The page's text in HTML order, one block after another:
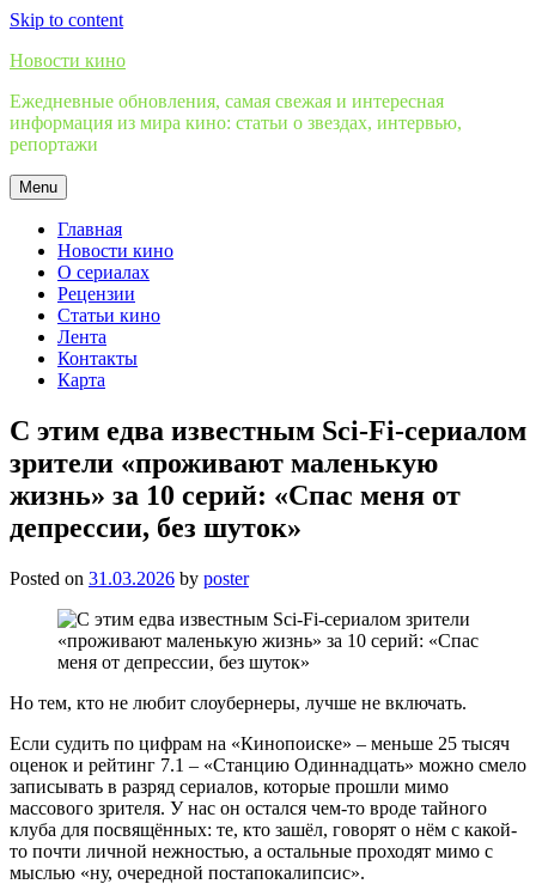
Skip to content
Новости кино
Ежедневные обновления, самая свежая и интересная
информация из мира кино: статьи о звездах, интервью,
репортажи
Menu
Главная
Новости кино
О сериалах
Рецензии
Статьи кино
Лента
Контакты
Карта
С этим едва известным Sci-Fi-сериалом
зрители «проживают маленькую
жизнь» за 10 серий: «Спас меня от
депрессии, без шуток»
Posted on 31.03.2026 by poster
Но тем, кто не любит слоубернеры, лучше не включать.
Если судить по цифрам на «Кинопоиске» – меньше 25 тысяч
оценок и рейтинг 7.1 – «Станцию Одиннадцать» можно смело
записывать в разряд сериалов, которые прошли мимо
массового зрителя. У нас он остался чем-то вроде тайного
клуба для посвящённых: те, кто зашёл, говорят о нём с какой-
то почти личной нежностью, а остальные проходят мимо с
мыслью «ну, очередной постапокалипсис».